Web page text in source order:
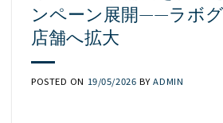
ンペーン展開——ラボ
店舗へ拡大
POSTED ON 19/05/2026 BYADMIN